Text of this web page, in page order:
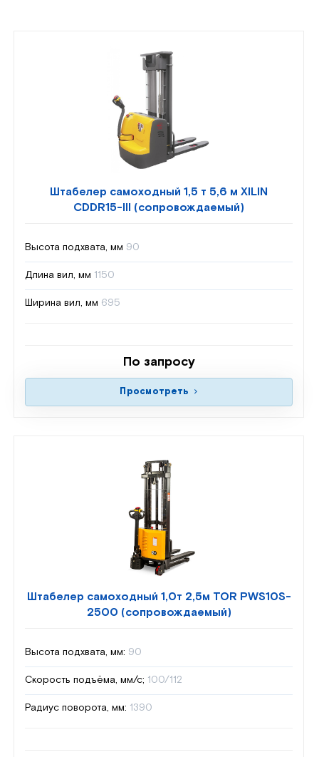
Штабелер самоходный 1,5 т 5,6 м XILIN
CDDR15-III (сопровождаемый)
Высота подхвата, мм 90
Длина вил, мм 1150
Ширина вил, мм 695
По запросу
Просмотреть
Штабелер самоходный 1,0т 2,5м TOR PWS10S-
2500 (сопровождаемый)
Высота подхвата, мм: 90
Скорость подъёма, мм/с; 100/112
Радиус поворота, мм: 1390